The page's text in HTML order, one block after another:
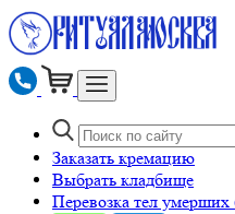
Заказать кремацию
Выбрать кладбище
Перевозка тел